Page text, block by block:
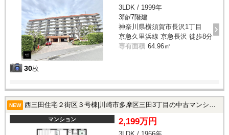
30枚
3LDK / 1999年
3階/7階建
神奈川県横須賀市長沢1丁目
京急久里浜線 京急長沢 徒歩8分
専有面積 64.96㎡
NEW 西三田住宅２街区３号棟|川崎市多摩区三田3丁目の中古マンション
マンション 2,199万円